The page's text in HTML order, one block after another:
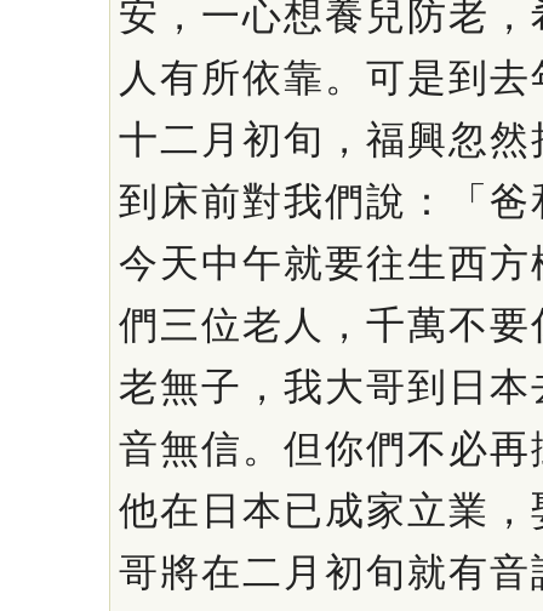
安，一心想養兒防老
人有所依靠。可是到
十二月初旬，福興忽
到床前對我們說：「
今天中午就要往生西
們三位老人，千萬不
老無子，我大哥到日
音無信。但你們不必
他在日本已成家立業
哥將在二月初旬就有